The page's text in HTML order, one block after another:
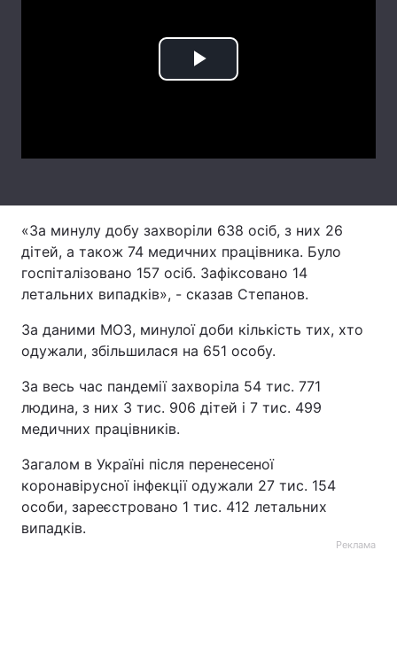
Тема оформлення
Play
«За минулу добу захворіли 638 осіб, з них 26
дітей, а також 74 медичних працівника. Було
госпіталізовано 157 осіб. Зафіксовано 14
летальних випадків», - сказав Степанов.
За даними МОЗ, минулої доби кількість тих, хто
одужали, збільшилася на 651 особу.
За весь час пандемії захворіла 54 тис. 771
людина, з них 3 тис. 906 дітей і 7 тис. 499
медичних працівників.
Загалом в Україні після перенесеної
коронавірусної інфекції одужали 27 тис. 154
особи, зареєстровано 1 тис. 412 летальних
випадків.
Реклама